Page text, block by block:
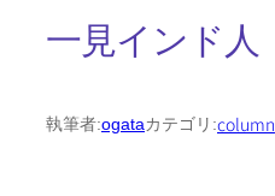
一見インド人
執筆者:ogataカテゴリ:column